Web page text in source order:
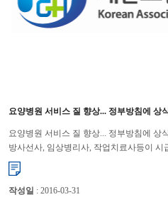
요양병원 서비스 질 향상... 정부방침에 상
요양병원 서비스 질 향상... 정부방침에 상
방사선사, 임상병리사, 작업치료사등이 시
방향에 대해 당초 취지와 동떨어진 약사, 의
작성일 : 2016-03-31